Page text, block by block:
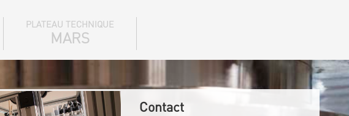
PLATEAU TECHNIQUE
MARS
Contact